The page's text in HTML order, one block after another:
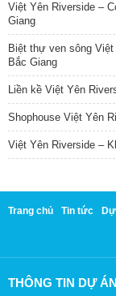
Việt Yên Riverside –
Giang
Biệt thự ven sông
Bắc Giang
Liền kề Việt Yên
Shophouse Việt Yên
Việt Yên Riverside –
Trang chủ Tin tức
THÔNG TIN DỰ